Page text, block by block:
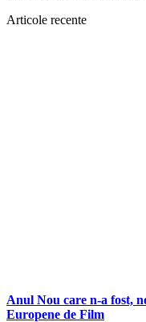
Articole recente
Anul Nou care n-a fost,
Europene de Film